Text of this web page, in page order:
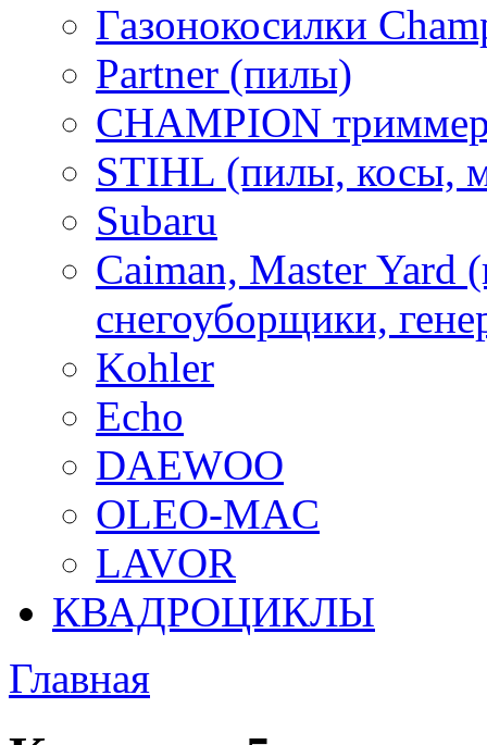
Газонокосилки
Partner (пилы)
CHAMPION
STIHL (пилы, косы,
Subaru
Caiman, Master Yard
снегоуборщики,
Kohler
Echo
DAEWOO
OLEO-MAC
LAVOR
КВАДРОЦИКЛЫ
Главная